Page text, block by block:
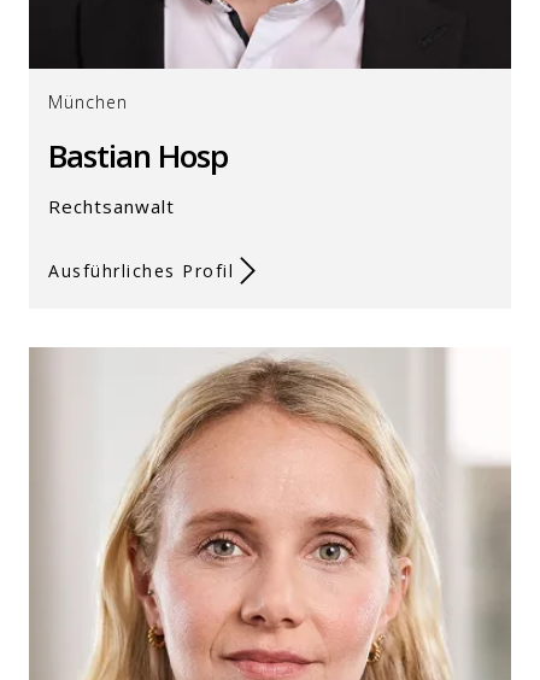
München
Bastian Hosp
Rechtsanwalt
Ausführliches Profil